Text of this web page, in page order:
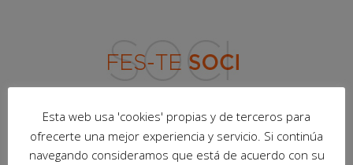
Esta web usa 'cookies' propias y de terceros para
ofrecerte una mejor experiencia y servicio. Si continúa
navegando consideramos que está de acuerdo con su